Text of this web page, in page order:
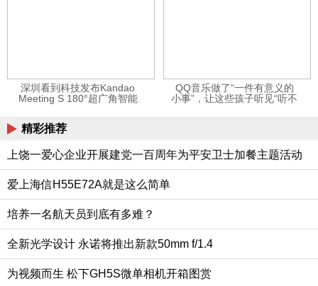
深圳看到科技发布Kandao
Meeting S 180°超广角智能
QQ音乐做了“一件有意义的
小事”，让这些孩子听见“听不
精彩推荐
上饶一爱心企业开展建党一百周年为平安卫士加餐主题活动
爱上海信H55E72A就是这么简单
培养一名航天员到底有多难？
全新光学设计 永诺将推出新款50mm f/1.4
为视频而生 松下GH5S微单相机开箱图赏